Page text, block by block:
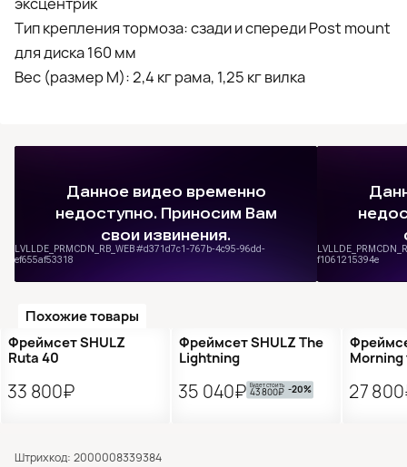
Тип крепления тормоза: сзади и спереди Post mount
для диска 160 мм
Вес (размер М): 2,4 кг рама, 1,25 кг вилка
Похожие товары
Фреймсет SHULZ
Ruta 40
33 800₽
Предзаказ
Фреймсет SHULZ The
Lightning
35 040₽ Будет стоить
43 800₽ -20% 27
Штрихкод: 2000008339384